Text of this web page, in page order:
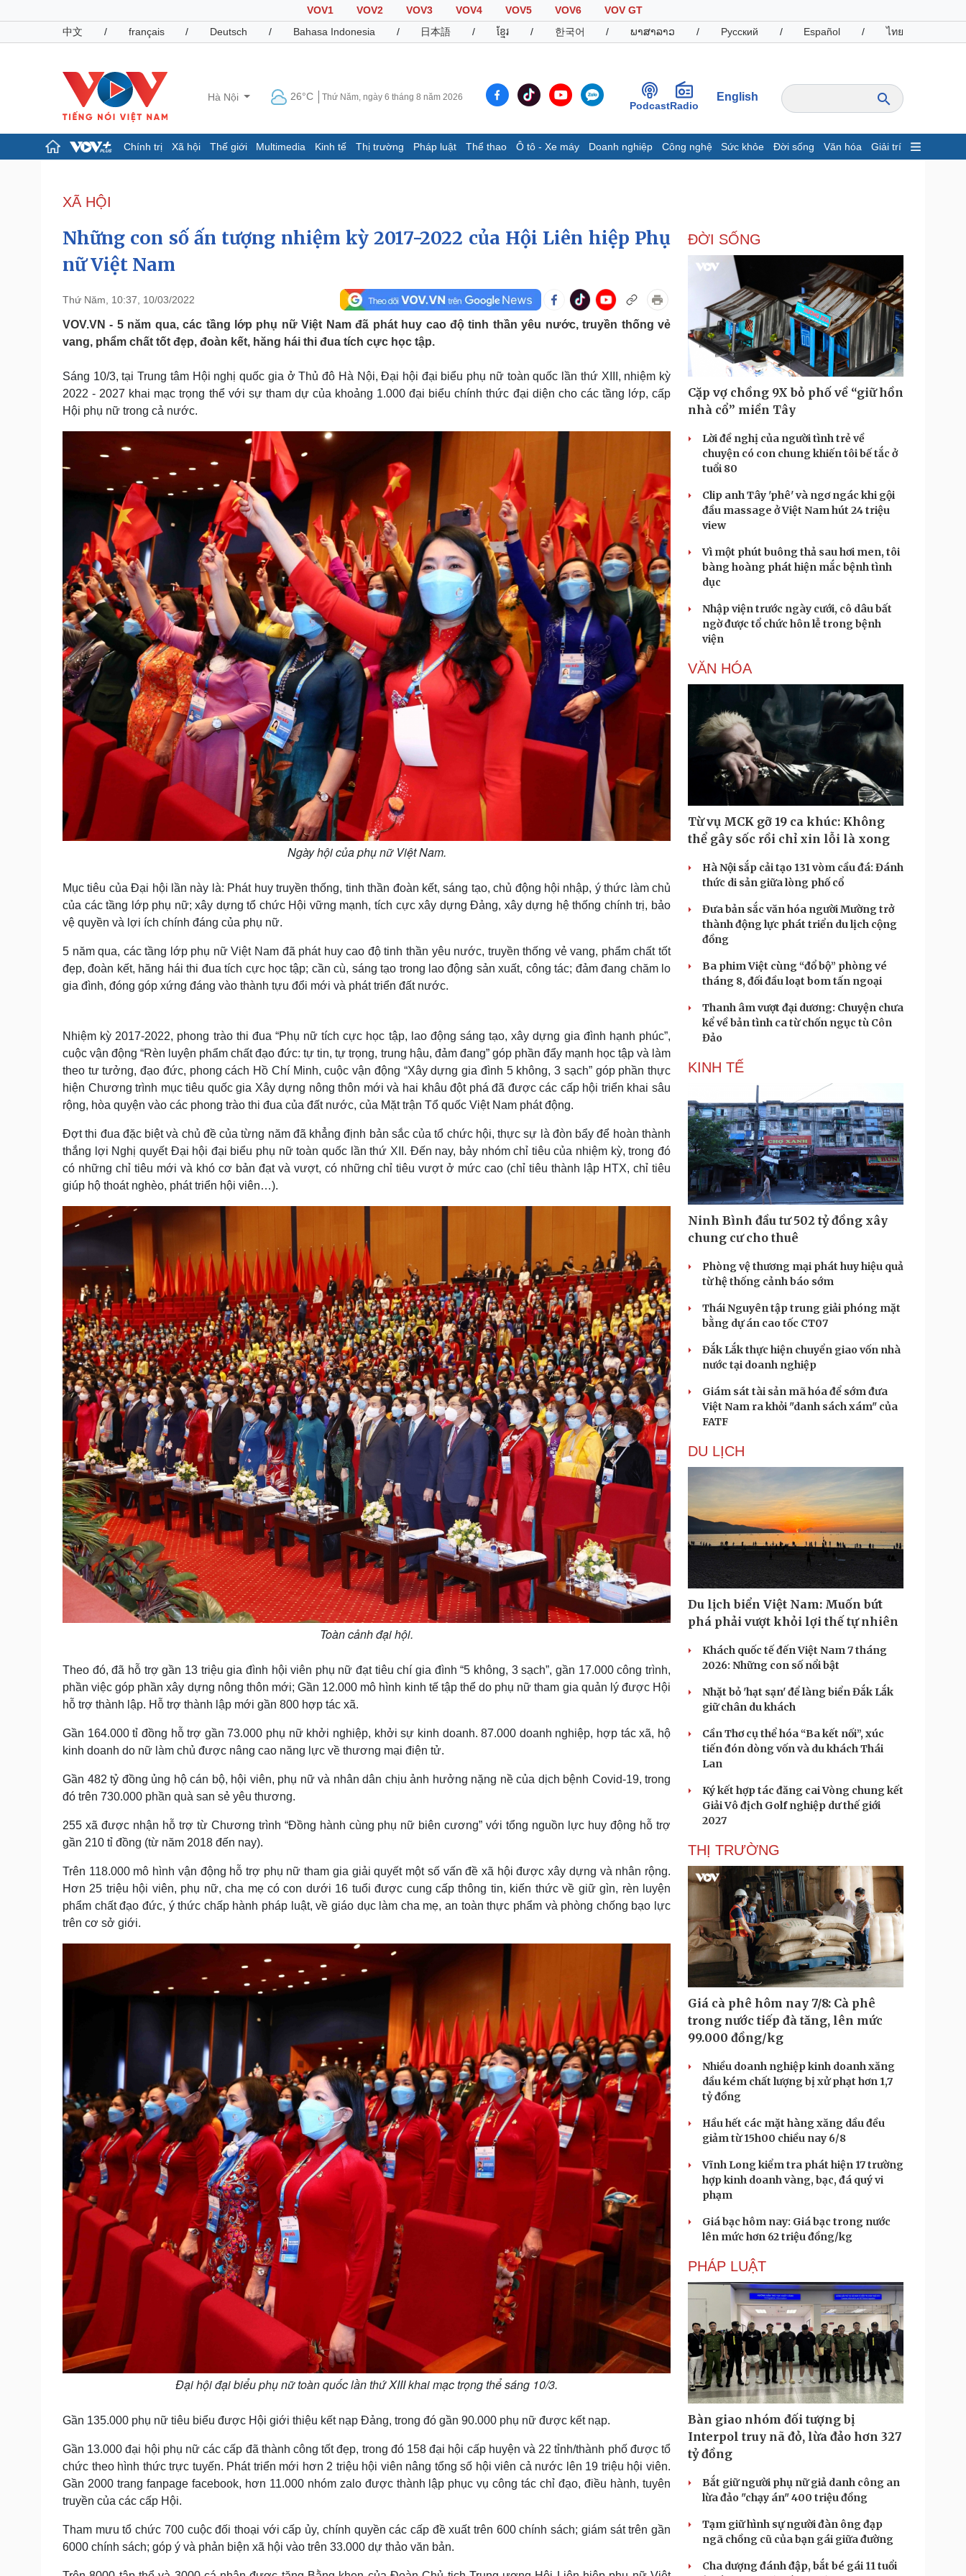
VOV1 VOV2 VOV3 VOV4 VOV5 VOV6
VOV GT
中文
/ français / Deutsch / Bahasa Indonesia / 日本語 / ខ្មែរ / 한국어 / ພາສາລາວ / Русский / Español / ไทย
Hà Nội 26°C Thứ Năm, ngày 6 tháng 8 năm 2026
PodcastRadio
English
Chính trị Xã hội Thế giới Multimedia Kinh tế Thị trường Pháp luật Thể thao Ô tô - Xe máy Doanh nghiệp Công nghệ Sức khỏe Đời sống Văn hóa Giải trí
Đảng
Tổ chức nhân sự
Nhận diện sự thật
Dấu ấn VOV
Infographic
Giá cà phê
Pháp luật
Tin nóng
Tư vấn luật
Việt Nam
Phân tích
Thể thao
Lịch thi đấu bóng đá
Thế giới thể thao
Hậu trường
Ô tô - Xe máy
Xe máy
Doanh nghiệp
Thông tin doanh nghiệp
Doanh nghiệp 24h
Doanh nhân
Công nghệ
Sành điệu
Tin Công nghệ
Trải nghiệm
Chuyển đổi số
Sức khỏe
Dinh dưỡng - món ngon
Cây thuốc
Sản phụ khoa
Nhi khoa
Làm đẹp - giảm cân
Phòng mạch online
Ăn sạch sống khỏe
Đời sống
Blog
Tình yêu - Gia đình
Văn hóa
Văn học
Giải trí
Thời trang
Sao Việt
Du lịch
Săn Tour
Podcast
Câu chuyện thời sự
Đọc truyện đêm khuya
Cửa sổ tình yêu
Cải chính
XÃ HỘI
Những con số ấn tượng nhiệm kỳ 2017-2022 của Hội Liên hiệp Phụ
nữ Việt Nam
Thứ Năm, 10:37, 10/03/2022
VOV.VN - 5 năm qua, các tầng lớp phụ nữ Việt Nam đã phát huy cao độ tinh thần yêu nước, truyền thống vẻ
vang, phẩm chất tốt đẹp, đoàn kết, hăng hái thi đua tích cực học tập.
Sáng 10/3, tại Trung tâm Hội nghị quốc gia ở Thủ đô Hà Nội, Đại hội đại biểu phụ nữ toàn quốc lần thứ XIII, nhiệm kỳ
2022 - 2027 khai mạc trọng thể với sự tham dự của khoảng 1.000 đại biểu chính thức đại diện cho các tầng lớp, cấp
Hội phụ nữ trong cả nước.
Ngày hội của phụ nữ Việt Nam.
Mục tiêu của Đại hội lần này là: Phát huy truyền thống, tinh thần đoàn kết, sáng tạo, chủ động hội nhập, ý thức làm chủ
của các tầng lớp phụ nữ; xây dựng tổ chức Hội vững mạnh, tích cực xây dựng Đảng, xây dựng hệ thống chính trị, bảo
vệ quyền và lợi ích chính đáng của phụ nữ.
5 năm qua, các tầng lớp phụ nữ Việt Nam đã phát huy cao độ tinh thần yêu nước, truyền thống vẻ vang, phẩm chất tốt
đẹp, đoàn kết, hăng hái thi đua tích cực học tập; cần cù, sáng tạo trong lao động sản xuất, công tác; đảm đang chăm lo
gia đình, đóng góp xứng đáng vào thành tựu đổi mới và phát triển đất nước.
Nhiệm kỳ 2017-2022, phong trào thi đua “Phụ nữ tích cực học tập, lao động sáng tạo, xây dựng gia đình hạnh phúc”,
cuộc vận động “Rèn luyện phẩm chất đạo đức: tự tin, tự trọng, trung hậu, đảm đang” góp phần đẩy mạnh học tập và làm
theo tư tưởng, đạo đức, phong cách Hồ Chí Minh, cuộc vận động “Xây dựng gia đình 5 không, 3 sạch” góp phần thực
hiện Chương trình mục tiêu quốc gia Xây dựng nông thôn mới và hai khâu đột phá đã được các cấp hội triển khai sâu
rộng, hòa quyện vào các phong trào thi đua của đất nước, của Mặt trận Tổ quốc Việt Nam phát động.
Đợt thi đua đặc biệt và chủ đề của từng năm đã khẳng định bản sắc của tổ chức hội, thực sự là đòn bẩy để hoàn thành
thắng lợi Nghị quyết Đại hội đại biểu phụ nữ toàn quốc lần thứ XII. Đến nay, bảy nhóm chỉ tiêu của nhiệm kỳ, trong đó
có những chỉ tiêu mới và khó cơ bản đạt và vượt, có những chỉ tiêu vượt ở mức cao (chỉ tiêu thành lập HTX, chỉ tiêu
giúp hộ thoát nghèo, phát triển hội viên…).
Toàn cảnh đại hội.
Theo đó, đã hỗ trợ gần 13 triệu gia đình hội viên phụ nữ đạt tiêu chí gia đình “5 không, 3 sạch”, gần 17.000 công trình,
phần việc góp phần xây dựng nông thôn mới; Gần 12.000 mô hình kinh tế tập thể do phụ nữ tham gia quản lý được Hội
hỗ trợ thành lập. Hỗ trợ thành lập mới gần 800 hợp tác xã.
Gần 164.000 tỉ đồng hỗ trợ gần 73.000 phụ nữ khởi nghiệp, khởi sự kinh doanh. 87.000 doanh nghiệp, hợp tác xã, hộ
kinh doanh do nữ làm chủ được nâng cao năng lực về thương mại điện tử.
Gần 482 tỷ đồng ủng hộ cán bộ, hội viên, phụ nữ và nhân dân chịu ảnh hưởng nặng nề của dịch bệnh Covid-19, trong
đó trên 730.000 phần quà san sẻ yêu thương.
255 xã được nhận hỗ trợ từ Chương trình “Đồng hành cùng phụ nữ biên cương” với tổng nguồn lực huy động hỗ trợ
gần 210 tỉ đồng (từ năm 2018 đến nay).
Trên 118.000 mô hình vận động hỗ trợ phụ nữ tham gia giải quyết một số vấn đề xã hội được xây dựng và nhân rộng.
Hơn 25 triệu hội viên, phụ nữ, cha mẹ có con dưới 16 tuổi được cung cấp thông tin, kiến thức về giữ gìn, rèn luyện
phẩm chất đạo đức, ý thức chấp hành pháp luật, về giáo dục làm cha mẹ, an toàn thực phẩm và phòng chống bạo lực
trên cơ sở giới.
Đại hội đại biểu phụ nữ toàn quốc lần thứ XIII khai mạc trọng thể sáng 10/3.
Gần 135.000 phụ nữ tiêu biểu được Hội giới thiệu kết nạp Đảng, trong đó gần 90.000 phụ nữ được kết nạp.
Gần 13.000 đại hội phụ nữ các cấp đã thành công tốt đẹp, trong đó 158 đại hội cấp huyện và 22 tỉnh/thành phố được tổ
chức theo hình thức trực tuyến. Phát triển mới hơn 2 triệu hội viên nâng tổng số hội viên cả nước lên 19 triệu hội viên.
Gần 2000 trang fanpage facebook, hơn 11.000 nhóm zalo được thành lập phục vụ công tác chỉ đạo, điều hành, tuyên
truyền của các cấp Hội.
Tham mưu tổ chức 700 cuộc đối thoại với cấp ủy, chính quyền các cấp đề xuất trên 600 chính sách; giám sát trên gần
6000 chính sách; góp ý và phản biện xã hội vào trên 33.000 dự thảo văn bản.
ĐỜI SỐNG
Cặp vợ chồng 9X bỏ phố về “giữ hồn
nhà cổ” miền Tây
Lời đề nghị của người tình trẻ về
chuyện có con chung khiến tôi bế tắc ở
tuổi 80
Clip anh Tây 'phê' và ngơ ngác khi gội
đầu massage ở Việt Nam hút 24 triệu
view
Vì một phút buông thả sau hơi men, tôi
bàng hoàng phát hiện mắc bệnh tình
dục
Nhập viện trước ngày cưới, cô dâu bất
ngờ được tổ chức hôn lễ trong bệnh
viện
VĂN HÓA
Từ vụ MCK gỡ 19 ca khúc: Không
thể gây sốc rồi chỉ xin lỗi là xong
Hà Nội sắp cải tạo 131 vòm cầu đá: Đánh
thức di sản giữa lòng phố cổ
Đưa bản sắc văn hóa người Mường trở
thành động lực phát triển du lịch cộng
đồng
Ba phim Việt cùng “đổ bộ” phòng vé
tháng 8, đối đầu loạt bom tấn ngoại
Thanh âm vượt đại dương: Chuyện chưa
kể về bản tình ca từ chốn ngục tù Côn
Đảo
KINH TẾ
Ninh Bình đầu tư 502 tỷ đồng xây
chung cư cho thuê
Phòng vệ thương mại phát huy hiệu quả
từ hệ thống cảnh báo sớm
Thái Nguyên tập trung giải phóng mặt
bằng dự án cao tốc CT07
Đắk Lắk thực hiện chuyển giao vốn nhà
nước tại doanh nghiệp
Giám sát tài sản mã hóa để sớm đưa
Việt Nam ra khỏi "danh sách xám" của
FATF
DU LỊCH
Du lịch biển Việt Nam: Muốn bứt
phá phải vượt khỏi lợi thế tự nhiên
Khách quốc tế đến Việt Nam 7 tháng
2026: Những con số nổi bật
Nhặt bỏ 'hạt sạn' để làng biển Đắk Lắk
giữ chân du khách
Cần Thơ cụ thể hóa “Ba kết nối”, xúc
tiến đón dòng vốn và du khách Thái
Lan
Ký kết hợp tác đăng cai Vòng chung kết
Giải Vô địch Golf nghiệp dư thế giới
2027
THỊ TRƯỜNG
Giá cà phê hôm nay 7/8: Cà phê
trong nước tiếp đà tăng, lên mức
99.000 đồng/kg
Nhiều doanh nghiệp kinh doanh xăng
dầu kém chất lượng bị xử phạt hơn 1,7
tỷ đồng
Hầu hết các mặt hàng xăng dầu đều
giảm từ 15h00 chiều nay 6/8
Vĩnh Long kiểm tra phát hiện 17 trường
hợp kinh doanh vàng, bạc, đá quý vi
phạm
Giá bạc hôm nay: Giá bạc trong nước
lên mức hơn 62 triệu đồng/kg
PHÁP LUẬT
Bàn giao nhóm đối tượng bị
Interpol truy nã đỏ, lừa đảo hơn 327
tỷ đồng
Bắt giữ người phụ nữ giả danh công an
lừa đảo "chạy án" 400 triệu đồng
Tạm giữ hình sự người đàn ông đạp
ngã chồng cũ của bạn gái giữa đường
Cha dượng đánh đập, bắt bé gái 11 tuổi